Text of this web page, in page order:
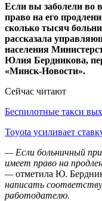
Если вы заболели во
право на его
сколько тысяч
рассказала
населения
Юлия Бердникова,
«Минск-Новости».
Сейчас читают
Беспилотные такси
Toyota усиливает
— Если больничный
имеет право на
—отметила Ю.
написать
работодателю.